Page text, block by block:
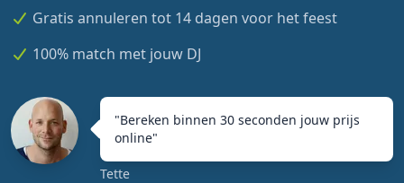
Gratis annuleren tot 14 dagen voor het feest
100% match met jouw DJ
"Bereken binnen 30 seconden jouw prijs
online"
Tette